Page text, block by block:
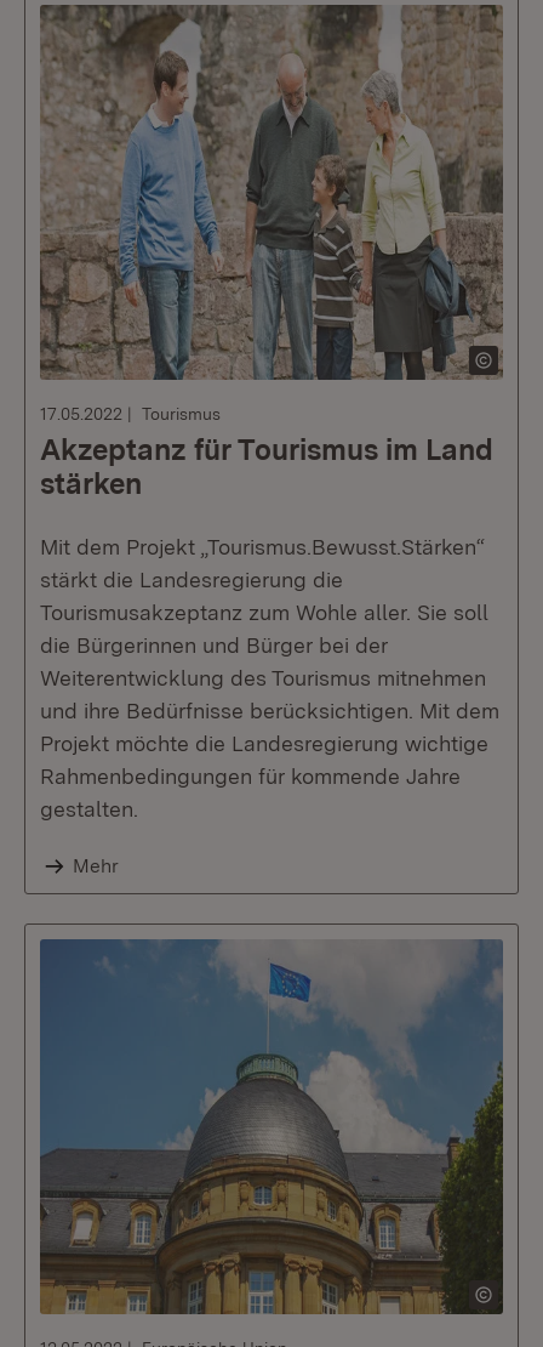
17.05.2022 Tourismus
Akzeptanz für Tourismus im Land
stärken
Mit dem Projekt „Tourismus.Bewusst.Stärken“
stärkt die Landesregierung die
Tourismusakzeptanz zum Wohle aller. Sie soll
die Bürgerinnen und Bürger bei der
Weiterentwicklung des Tourismus mitnehmen
und ihre Bedürfnisse berücksichtigen. Mit dem
Projekt möchte die Landesregierung wichtige
Rahmenbedingungen für kommende Jahre
gestalten.
Mehr